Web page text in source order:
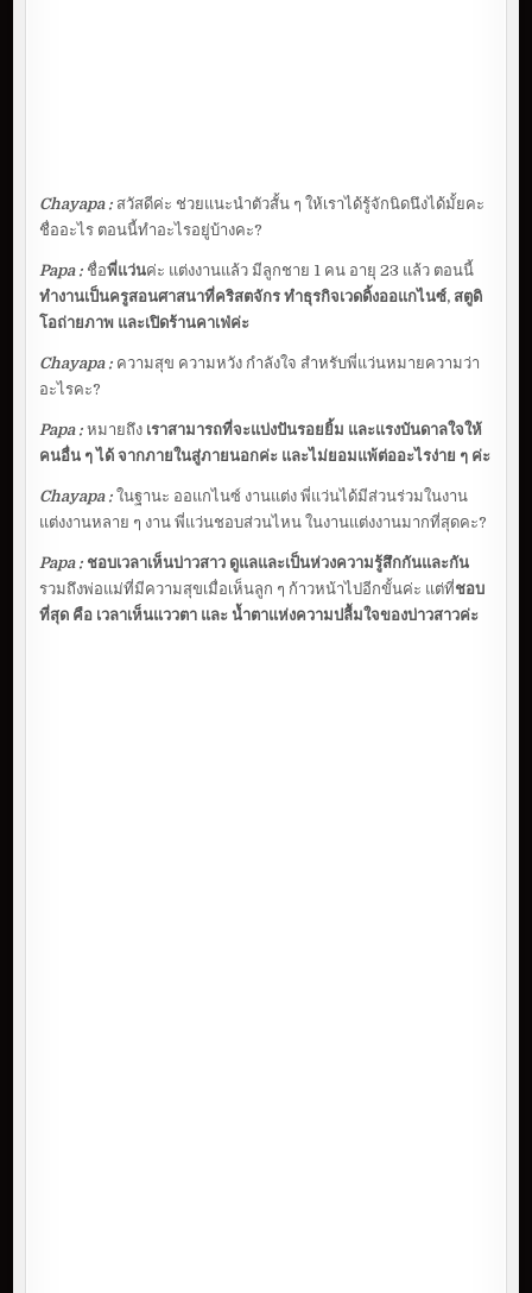
Chayapa : สวัสดีค่ะ ช่วยแนะนำตัวสั้น ๆ ให้เราได้รู้จักนิดนึงได้มั้ยคะ
ชื่ออะไร ตอนนี้ทำอะไรอยู่บ้างคะ?
Papa : ชื่อพี่แว่นค่ะ แต่งงานแล้ว มีลูกชาย 1 คน อายุ 23 แล้ว ตอนนี้
ทำงานเป็นครูสอนศาสนาที่คริสตจักร ทำธุรกิจเวดดิ้งออแกไนซ์, สตูดิ
โอถ่ายภาพ และเปิดร้านคาเฟ่ค่ะ
Chayapa : ความสุข ความหวัง กำลังใจ สำหรับพี่แว่นหมายความว่า
อะไรคะ?
Papa :หมายถึง เราสามารถที่จะแบ่งปันรอยยิ้ม และแรงบันดาลใจให้
คนอื่น ๆ ได้ จากภายในสู่ภายนอกค่ะ และไม่ยอมแพ้ต่ออะไรง่าย ๆ ค่ะ
Chayapa :ในฐานะ ออแกไนซ์ งานแต่ง พี่แว่นได้มีส่วนร่วมในงาน
แต่งงานหลาย ๆ งาน พี่แว่นชอบส่วนไหน ในงานแต่งงานมากที่สุดคะ?
Papa : ชอบเวลาเห็นบ่าวสาว ดูแลและเป็นห่วงความรู้สึกกันและกัน
รวมถึงพ่อแม่ที่มีความสุขเมื่อเห็นลูก ๆ ก้าวหน้าไปอีกขั้นค่ะ แต่ที่ชอบ
ที่สุด คือ เวลาเห็นแววตา และ น้ำตาแห่งความปลื้มใจของบ่าวสาวค่ะ